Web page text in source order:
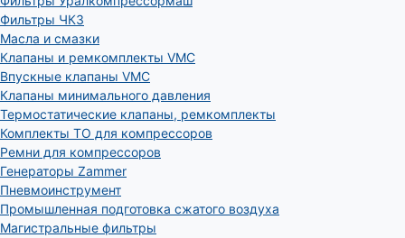
Фильтры ЧКЗ
Масла и смазки
Клапаны и ремкомплекты VMC
Впускные клапаны VMC
Клапаны минимального давления
Термостатические клапаны, ремкомплекты
Комплекты ТО для компрессоров
Ремни для компрессоров
Генераторы Zammer
Пневмоинструмент
Промышленная подготовка сжатого воздуха
Магистральные фильтры